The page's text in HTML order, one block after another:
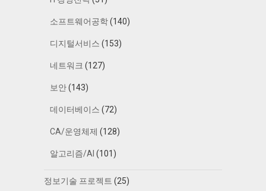
소프트웨어공학(140)
디지털서비스 (153)
네트워크 (127)
보안(143)
데이터베이스 (72)
CA/운영체제 (128)
알고리즘/AI (101)
정보기술 프로젝트 (25)